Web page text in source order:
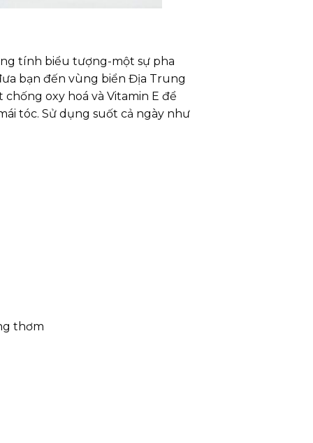
tính biểu tượng-một sự pha
bạn đến vùng biển Địa Trung
oxy hoá và Vitamin E để
tóc. Sử dụng suốt cả ngày như
thơm